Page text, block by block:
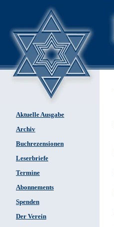
Aktuelle Ausgabe
Archiv
Buchrezensionen
Leserbriefe
Termine
Abonnements
Spenden
Der Verein